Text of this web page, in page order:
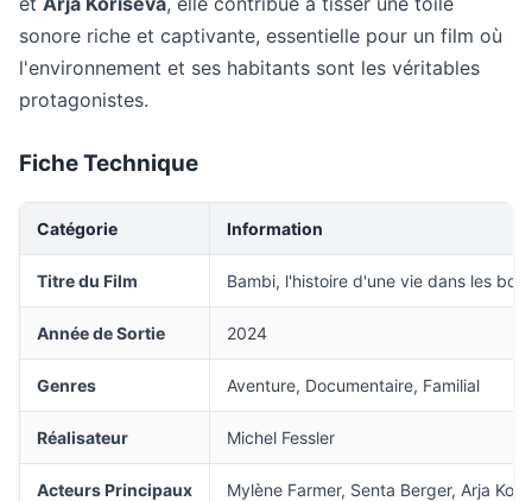
sonore riche et captivante, essentielle pour un film où
l'environnement et ses habitants sont les véritables
protagonistes.
Fiche Technique
Catégorie Information
Titre du Film Bambi, l'histoire d'une vie dans les bois
Année de Sortie 2024
Genres Aventure, Documentaire, Familial
Réalisateur Michel Fessler
Acteurs Principaux Mylène Farmer, Senta Berger, Arja